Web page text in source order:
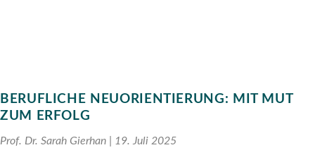
BERUFLICHE NEUORIENTIERUNG: MIT MUT
ZUM ERFOLG
Prof. Dr. Sarah Gierhan 19. Juli 2025